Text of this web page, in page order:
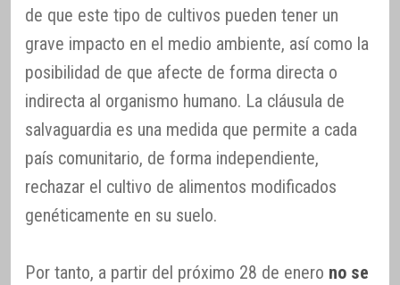
de que este tipo de cultivos pueden tener un
grave impacto en el medio ambiente, así como la
posibilidad de que afecte de forma directa o
indirecta al organismo humano. La cláusula de
salvaguardia es una medida que permite a cada
país comunitario, de forma independiente,
rechazar el cultivo de alimentos modificados
genéticamente en su suelo.
Por tanto, a partir del próximo 28 de enero no se